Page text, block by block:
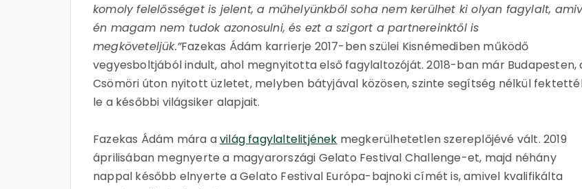
komoly felelősséget is jelent, a műhelyünkből soha nem kerülhet ki olyan fagylalt,
én magam nem tudok azonosulni, és ezt a szigort a partnereinktől is
megköveteljük.”Fazekas Ádám karrierje 2017-ben szülei Kisnémediben működő
vegyesboltjából indult, ahol megnyitotta első fagylaltozóját. 2018-ban már Budapesten,
Csömöri úton nyitott üzletet, melyben bátyjával közösen, szinte segítség nélkül
le a későbbi világsiker alapjait.
Fazekas Ádám mára avilág fagylaltelitjének megkerülhetetlen szereplőjévé vált. 2019
áprilisában megnyerte a magyarországi Gelato Festival Challenge-et, majd néhány
nappal később elnyerte a Gelato Festival Európa-bajnoki címét is, amivel kvalifikálta